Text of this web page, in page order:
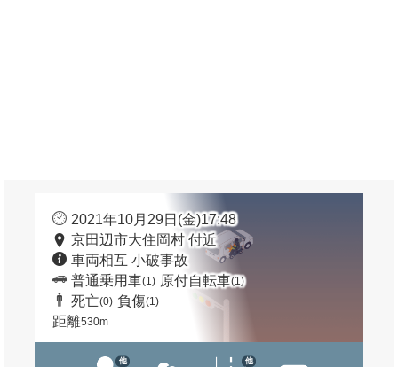
2021年10月29日(金)17:48
京田辺市大住岡村 付近
車両相互 小破事故
普通乗用車(1) 原付自転車(1)
死亡(0) 負傷(1)
距離530m
他 他